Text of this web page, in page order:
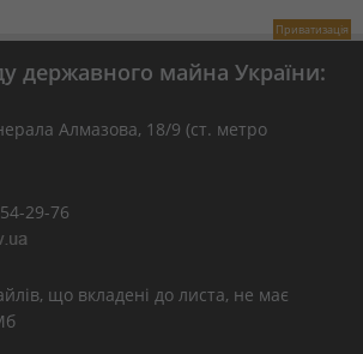
Приватизація
державного майна України:
Алмазова, 18/9 (ст. метро
29-76
що вкладені до листа, не має